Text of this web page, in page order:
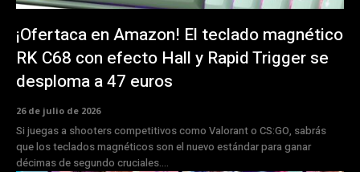
¡Ofertaca en Amazon! El teclado magnético
RK C68 con efecto Hall y Rapid Trigger se
desploma a 47 euros
26 de julio de 2026
Si juegas a shooters competitivos como Valorant o CS:GO, sabrás
que los teclados magnéticos son el nuevo estándar para ganar
décimas de segundo cruciales....